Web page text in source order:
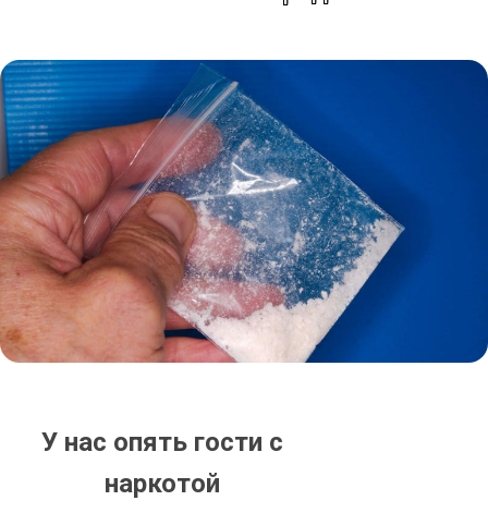
У нас опять гости с
наркотой